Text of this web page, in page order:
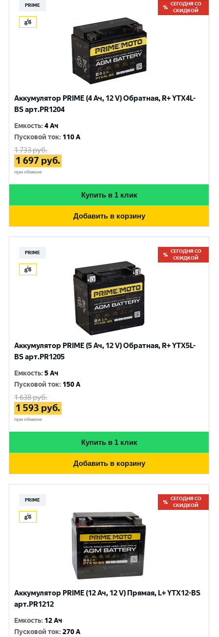
PRIME
СЕГОДНЯ СО
СКИДКОЙ
Аккумулятор PRIME (4 Ач, 12 V) Обратная, R+ YTX4L-
BS арт.PR1204
Емкость:4 Ач
Пусковой ток: 110 A
1 733руб.
1 697 руб.
при обмене
Купить в 1 клик
Добавить в корзину
PRIME
СЕГОДНЯ СО
СКИДКОЙ
Аккумулятор PRIME (5 Ач, 12 V) Обратная, R+ YTX5L-
BS арт.PR1205
Емкость:5 Ач
Пусковой ток: 150 A
1 638руб.
1 593 руб.
при обмене
Купить в 1 клик
Добавить в корзину
PRIME
СЕГОДНЯ СО
СКИДКОЙ
Аккумулятор PRIME (12 Ач, 12 V) Прямая, L+ YTX12-BS
арт.PR1212
Емкость: 12 Ач
Пусковой ток:270 A